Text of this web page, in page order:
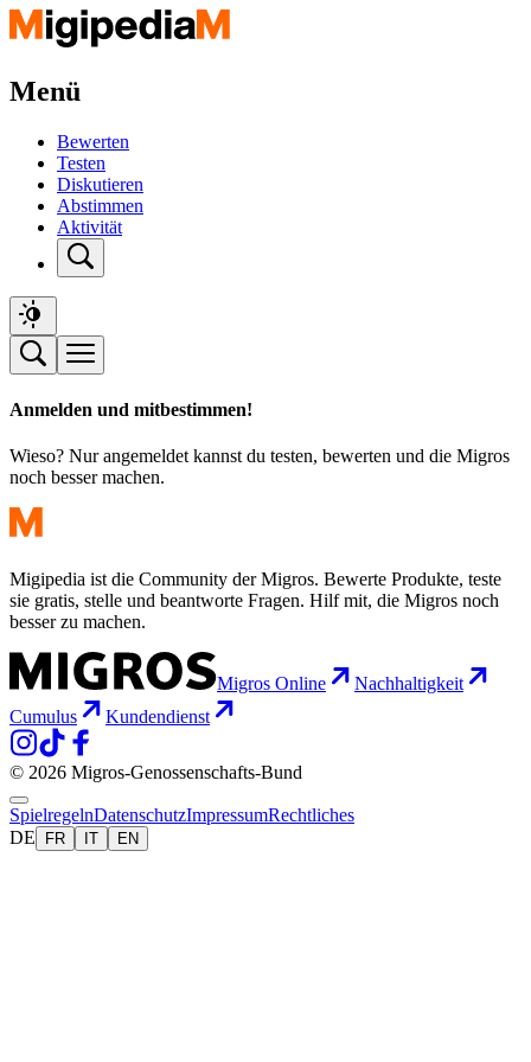
Menü
Bewerten
Testen
Diskutieren
Abstimmen
Aktivität
Anmelden und mitbestimmen!
Wieso? Nur angemeldet kannst du testen, bewerten und die Migros
noch besser machen.
Migipedia ist die Community der Migros. Bewerte Produkte, teste
sie gratis, stelle und beantworte Fragen. Hilf mit, die Migros noch
besser zu machen.
Migros Online
Nachhaltigkeit
Cumulus
Kundendienst
© 2026 Migros-Genossenschafts-Bund
SpielregelnDatenschutzImpressumRechtliches
DE
FR IT EN